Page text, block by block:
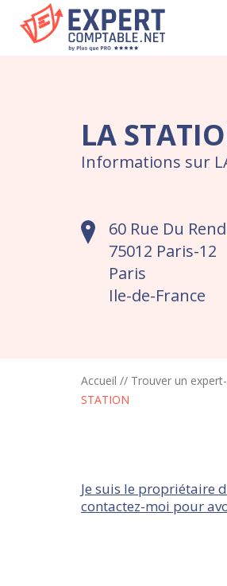
LA
Informations sur
60 Rue Du
75012 Paris-12
Paris
Ile-de-France
Accueil // Trouver un
STATION
Je suis le propriétaire
contactez-moi pour